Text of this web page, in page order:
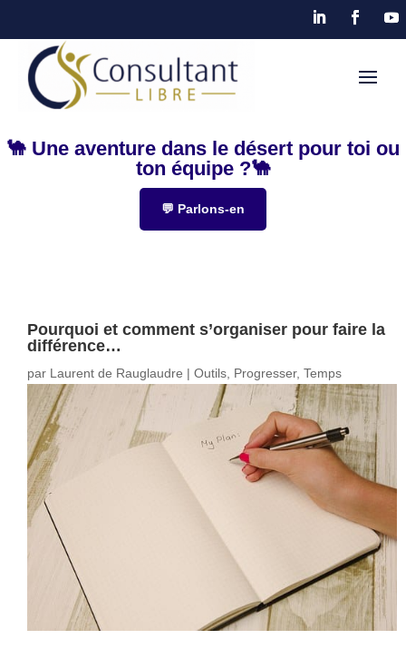
🐪 Une aventure dans le désert pour toi ou
ton équipe ?🐪
💬 Parlons-en
Pourquoi et comment s’organiser pour faire la
différence…
par Laurent de Rauglaudre | Outils Progresser, Temps